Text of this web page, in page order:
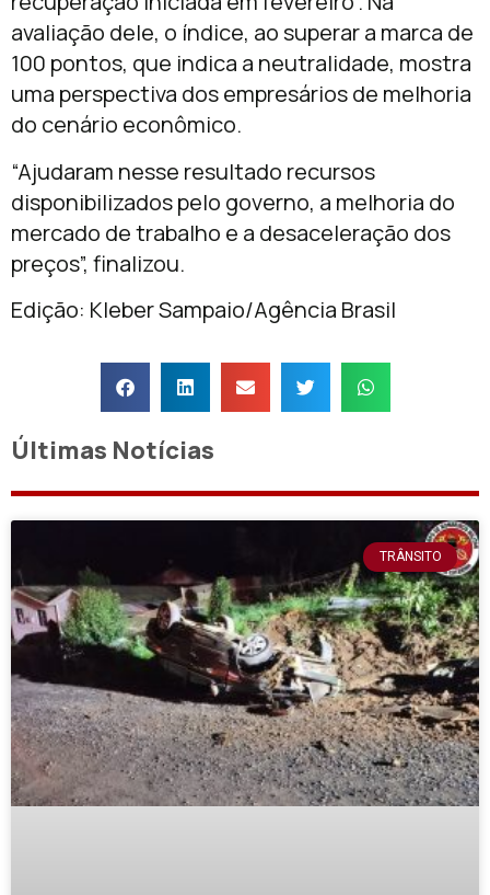
avaliação dele, o índice, ao superar a marca de
100 pontos, que indica a neutralidade, mostra
uma perspectiva dos empresários de melhoria
do cenário econômico.
“Ajudaram nesse resultado recursos
disponibilizados pelo governo, a melhoria do
mercado de trabalho e a desaceleração dos
preços”, finalizou.
Edição: Kleber Sampaio/Agência Brasil
Últimas Notícias
TRÂNSITO